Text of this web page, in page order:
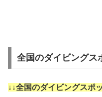
全国のダイビングス
↓↓全国のダイビングスポ